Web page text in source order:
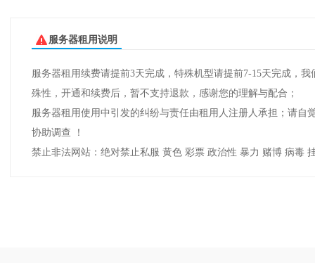
服务器租用说明
服务器租用续费请提前3天完成，特殊机型请提前7-15天完成，
殊性，开通和续费后，暂不支持退款，感谢您的理解与配合；
服务器租用使用中引发的纠纷与责任由租用人注册人承担；请自
协助调查 ！
禁止非法网站：绝对禁止私服 黄色 彩票 政治性 暴力 赌博 病毒